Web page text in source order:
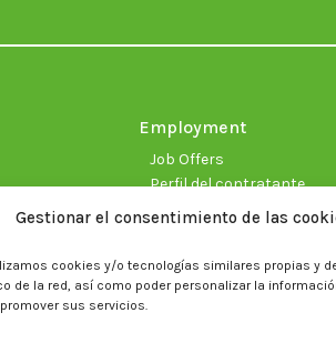
Gestionar el consentimiento de las
cookies y/o tecnologías similares propias y
de la red, así como poder personalizar la
sus servicios.
new new
Employment
Job Offers
Perfil del contratante